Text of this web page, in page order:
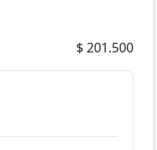
$ 201.500